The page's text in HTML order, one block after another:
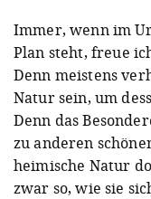
Immer, wenn im
Plan steht, freue
Denn meistens
Natur sein, um
Denn das
zu anderen
heimische Natur
zwar so, wie sie